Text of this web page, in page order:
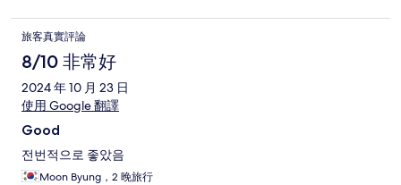
旅客真實評論
8/10 非常好
2024 年 10 月 23 日
使用 Google 翻譯
Good
전번적으로 좋았음
Moon Byung，2 晚旅行